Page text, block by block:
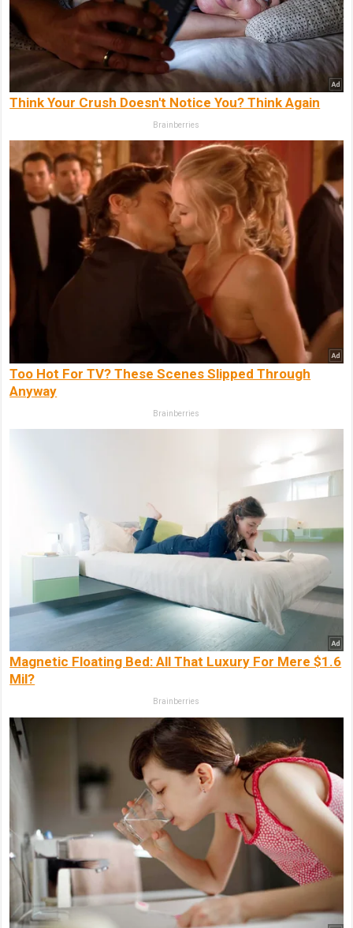
Think Your Crush Doesn't Notice You? Think Again
Brainberries
Too Hot For TV? These Scenes Slipped Through
Anyway
Brainberries
Magnetic Floating Bed: All That Luxury For Mere $1.6
Mil?
Brainberries